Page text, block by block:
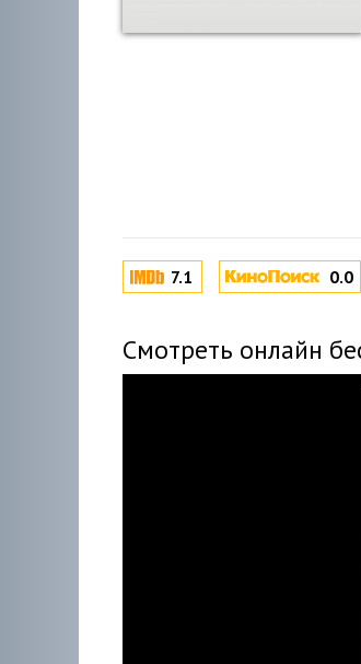
7.1 0.0
Смотреть онлайн